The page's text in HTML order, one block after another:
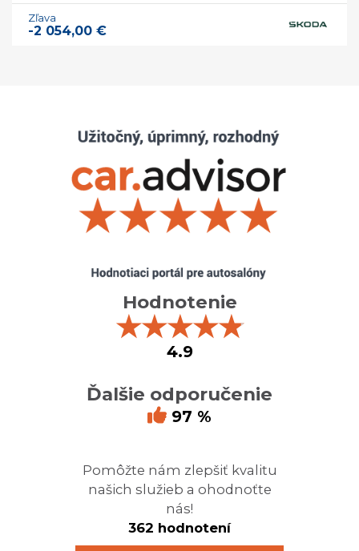
Zľava
-2 054,00 €
Hodnotenie
★★★★★
4.9
Ďalšie odporučenie
97 %
Pomôžte nám zlepšiť kvalitu
našich služieb a ohodnoťte
nás!
362 hodnotení